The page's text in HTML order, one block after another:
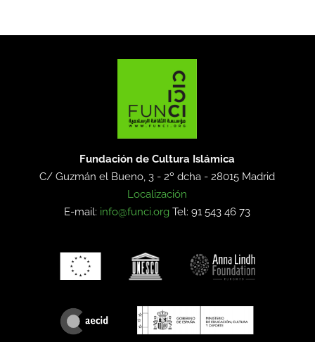
Fundación de Cultura Islámica
C/ Guzmán el Bueno, 3 - 2º dcha -28015 Madrid
Localización
E-mail: info@funci.org Tel: 91 543 46 73